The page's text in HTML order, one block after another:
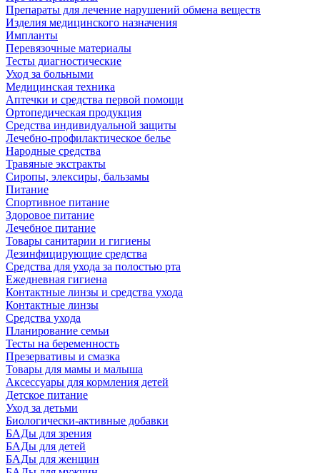
Препараты для лечение нарушений обмена веществ
Изделия медицинского назначения
Импланты
Перевязочные материалы
Тесты диагностические
Уход за больными
Медицинская техника
Аптечки и средства первой помощи
Ортопедическая продукция
Средства индивидуальной защиты
Лечебно-профилактическое белье
Народные средства
Травяные экстракты
Сиропы, элексиры, бальзамы
Питание
Спортивное питание
Здоровое питание
Лечебное питание
Товары санитарии и гигиены
Дезинфицирующие средства
Средства для ухода за полостью рта
Ежедневная гигиена
Контактные линзы и средства ухода
Контактные линзы
Средства ухода
Планирование семьи
Тесты на беременность
Презервативы и смазка
Товары для мамы и малыша
Аксессуары для кормления детей
Детское питание
Уход за детьми
Биологически-активные добавки
БАДы для зрения
БАДы для детей
БАДы для женщин